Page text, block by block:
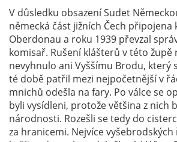
V důsledku obsazení Sudet
německá část jižních Čech připojena
Oberdonau a roku 1939 převzal
komisař. Rušení klášterů v této župě
nevyhnulo ani Vyššímu Brodu, který
té době patřil mezi nejpočetnější v
mnichů odešla na fary. Po válce se
byli vysídleni, protože většina z nich
národnosti. Rozešli se tedy do
za hranicemi. Nejvíce